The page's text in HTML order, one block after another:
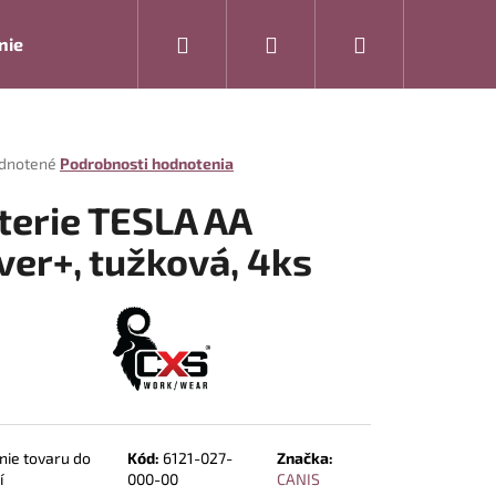
Drogéria Modelová rada ARTRA
Prihlásenie
Podrobnosti hodnotenia
TESLA AA
tužková, 4ks
tovaru do
Kód: 6121-027-
000-00
Značka:
CANIS